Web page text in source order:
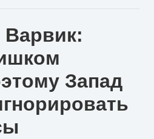
Варвик:
Запад